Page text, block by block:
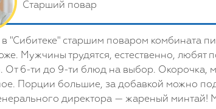
Cтарший повар
"Сибитеке" старшим поваром комбината
Мужчины трудятся, естественно,
От 6-ти до 9-ти блюд на выбор. Окорочка,
Порции большие, за добавкой можно
директора — жареный минтай!